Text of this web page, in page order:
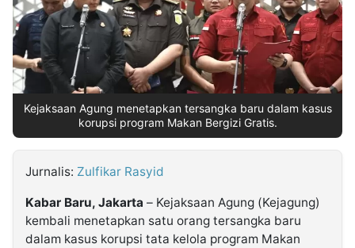
Insight
NTB
Suara
Time
Lens
IDN
Daily
Jogja
Jalan
Rakyat
Idealita
News
Kita
Notice
Dinamikapost.com
Radar
Baru
Seedbacklink
Follow
Kabarbaru
Kejaksaan Agung menetapkan tersangka baru dalam kasus
korupsi program Makan Bergizi Gratis.
Jurnalis: Zulfikar Rasyid
Kabar Baru, Jakarta – Kejaksaan Agung (Kejagung)
kembali menetapkan satu orang tersangka baru
dalam kasus korupsi tata kelola program Makan